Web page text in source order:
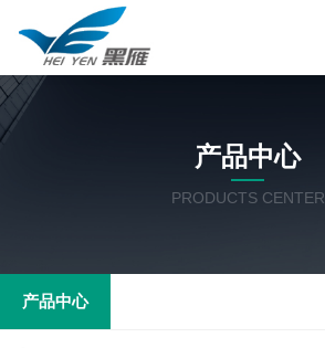
产品中心
PRODUCTS CENTER
产品中心